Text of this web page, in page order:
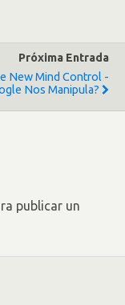
Próxima Entrada
New Mind Control -
Nos Manipula?
publicar un